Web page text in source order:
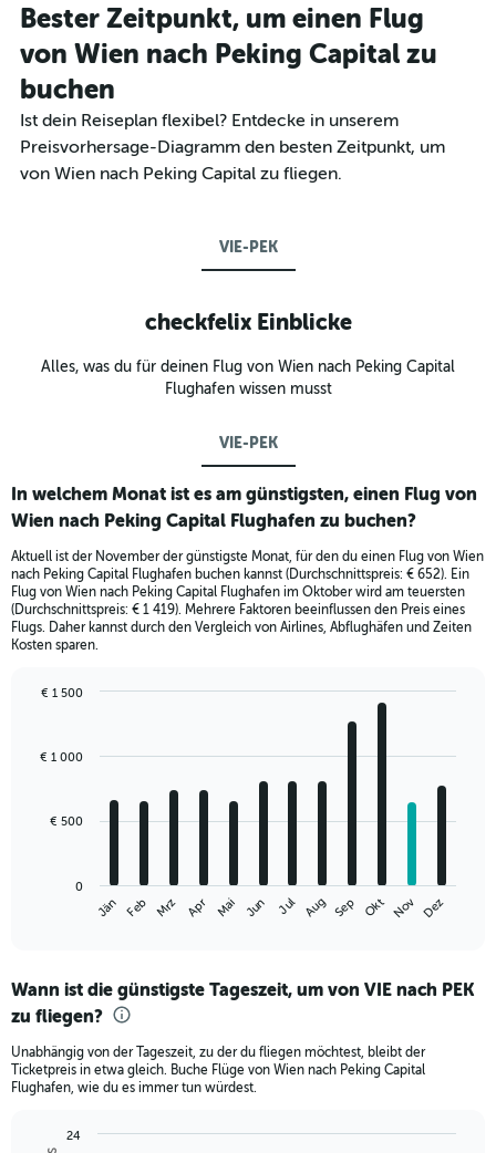
Bester Zeitpunkt, um einen Flug
von Wien nach Peking Capital zu
buchen
Ist dein Reiseplan flexibel? Entdecke in unserem
Preisvorhersage-Diagramm den besten Zeitpunkt, um
von Wien nach Peking Capital zu fliegen.
VIE-PEK
checkfelix Einblicke
Alles, was du für deinen Flug von Wien nach Peking Capital
Flughafen wissen musst
VIE-PEK
In welchem Monat ist es am günstigsten, einen Flug von
Wien nach Peking Capital Flughafen zu buchen?
Aktuell ist der November der günstigste Monat, für den du einen Flug von Wien
nach Peking Capital Flughafen buchen kannst (Durchschnittspreis: € 652). Ein
Flug von Wien nach Peking Capital Flughafen im Oktober wird am teuersten
(Durchschnittspreis: € 1 419). Mehrere Faktoren beeinflussen den Preis eines
Flugs. Daher kannst durch den Vergleich von Airlines, Abflughäfen und Zeiten
Kosten sparen.
12
The
Range:
12
The
chart
has
Jän Feb Mrz Apr Mai Jun Jul Aug Sep Okt Nov Dez
0
€ 500
€ 1 000
€ 1 500
Wann ist die günstigste Tageszeit, um von VIE nach PEK
zu fliegen?
Unabhängig von der Tageszeit, zu der du fliegen möchtest, bleibt der
Ticketpreis in etwa gleich. Buche Flüge von Wien nach Peking Capital
Flughafen, wie du es immer tun würdest.
24